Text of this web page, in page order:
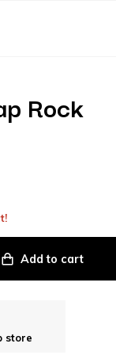
Rock
Add to cart
store